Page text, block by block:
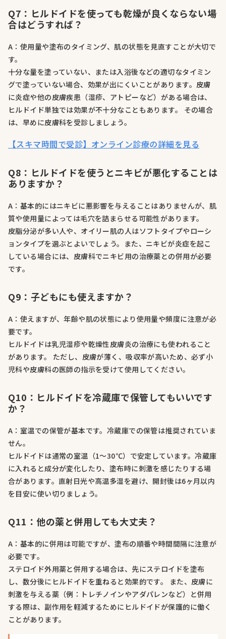
Q7：ヒルドイドを使っても乾燥が良くならない場
合はどうすれば？
A：使用量や塗布のタイミング、肌の状態を見直すことが大切で
す。
十分な量を塗っていない、または入浴後などの適切なタイミン
グで塗っていない場合、効果が出にくいことがあります。皮膚
に炎症や他の皮膚疾患（湿疹、アトピーなど）がある場合は、
ヒルドイド単独では効果が不十分なこともあります。 その場合
は、早めに皮膚科を受診しましょう。
【スキマ時間で受診】オンライン診療の詳細を見る
Q8：ヒルドイドを使うとニキビが悪化することは
ありますか？
A：基本的にはニキビに悪影響を与えることはありませんが、肌
質や使用量によっては毛穴を詰まらせる可能性があります。
皮脂分泌が多い人や、オイリー肌の人はソフトタイプやローシ
ョンタイプを選ぶとよいでしょう。また、ニキビが炎症を起こ
している場合には、皮膚科でニキビ用の治療薬との併用が必要
です。
Q9：子どもにも使えますか？
A：使えますが、年齢や肌の状態により使用量や頻度に注意が必
要です。
ヒルドイドは乳児湿疹や乾燥性皮膚炎の治療にも使われること
があります。 ただし、皮膚が薄く、吸収率が高いため、必ず小
児科や皮膚科の医師の指示を受けて使用してください。
Q10：ヒルドイドを冷蔵庫で保管してもいいです
か？
A：室温での保管が基本です。冷蔵庫での保管は推奨されていま
せん。
ヒルドイドは通常の室温（1〜30℃）で安定しています。冷蔵庫
に入れると成分が変化したり、塗布時に刺激を感じたりする場
合があります。直射日光や高温多湿を避け、開封後は6ヶ月以内
を目安に使い切りましょう。
Q11：他の薬と併用しても大丈夫？
A：基本的に併用は可能ですが、塗布の順番や時間間隔に注意が
必要です。
ステロイド外用薬と併用する場合は、先にステロイドを塗布
し、数分後にヒルドイドを重ねると効果的です。 また、皮膚に
刺激を与える薬（例：トレチノインやアダパレンなど）と併用
する際は、副作用を軽減するためにヒルドイドが保護的に働く
ことがあります。